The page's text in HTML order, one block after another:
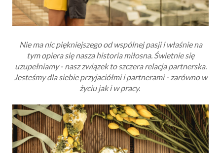
Nie ma nic piękniejszego od wspólnej pasji i właśnie na
tym opiera się nasza historia miłosna. Świetnie się
uzupełniamy - nasz związek to szczera relacja partnerska.
Jesteśmy dla siebie przyjaciółmi i partnerami - zarówno w
życiu jak i w pracy.